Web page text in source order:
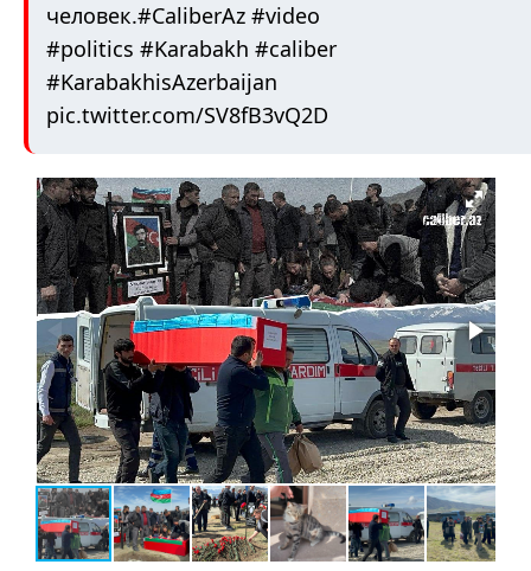
человек.#CaliberAz #video
#politics #Karabakh #caliber
#KarabakhisAzerbaijan
pic.twitter.com/SV8fB3vQ2D